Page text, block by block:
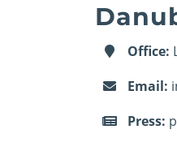
Office:
Email:
Press: